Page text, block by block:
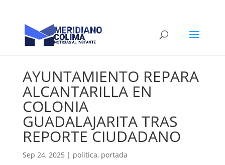
AYUNTAMIENTO REPARA
ALCANTARILLA EN
COLONIA
GUADALAJARITA TRAS
REPORTE CIUDADANO
Sep 24, 2025 | politica, portada